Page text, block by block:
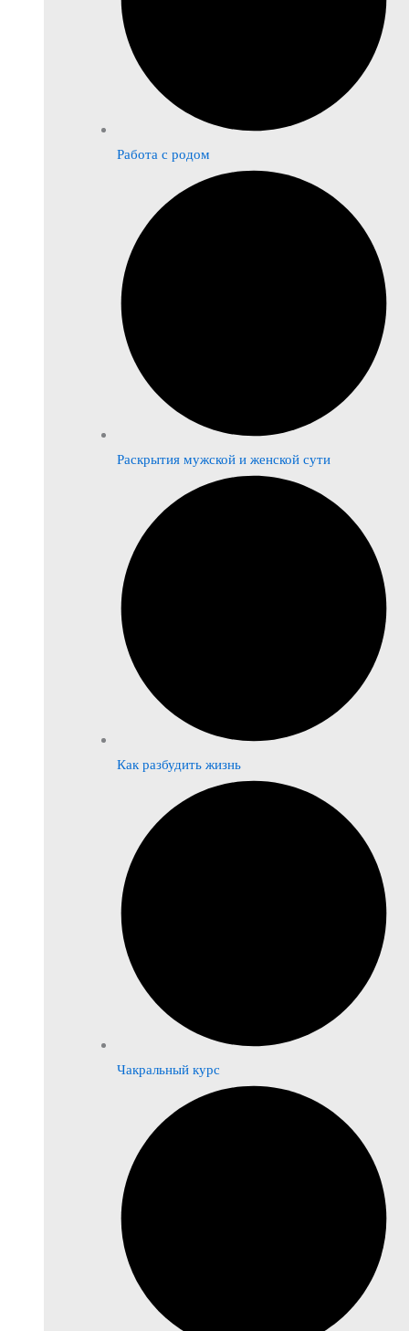
Работа с родом
Раскрытия мужской и женской сути
Как разбудить жизнь
Чакральный курс